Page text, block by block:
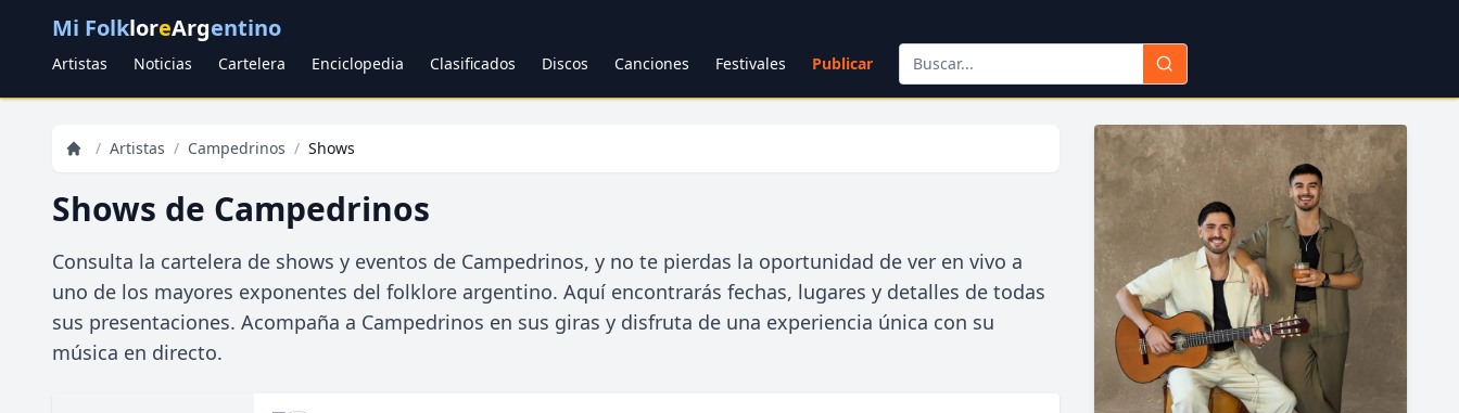
Mi FolkloreArgentino
Artistas Noticias Cartelera Enciclopedia Clasificados Discos Canciones Festivales Publicar
/ Artistas / Campedrinos / Shows
Shows de Campedrinos
Consulta la cartelera de shows y eventos de Campedrinos, y no te pierdas la oportunidad de ver en vivo a
uno de los mayores exponentes del folklore argentino. Aquí encontrarás fechas, lugares y detalles de todas
sus presentaciones. Acompaña a Campedrinos en sus giras y disfruta de una experiencia única con su
música en directo.